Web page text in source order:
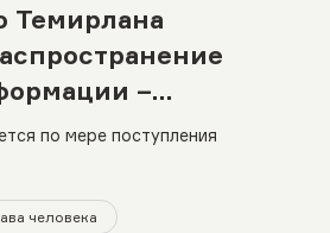
Темирлана
–
по мере поступления
человека